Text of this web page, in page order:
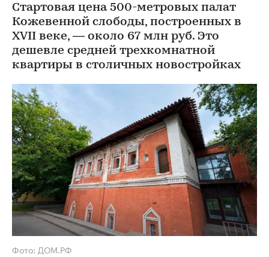
Стартовая цена 500-метровых палат
Кожевенной слободы, построенных в
XVII веке, — около 67 млн руб. Это
дешевле средней трехкомнатной
квартиры в столичных новостройках
Фото: ДОМ.РФ